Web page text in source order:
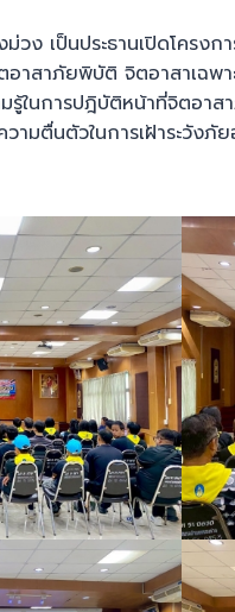
เป็นประธานเปิดโครงก
สาภัยพิบัติ จิตอาสาเฉพา
ในการปฎิบัติหน้าที่จิตอา
ามตื่นตัวในการเฝ้าระวัง